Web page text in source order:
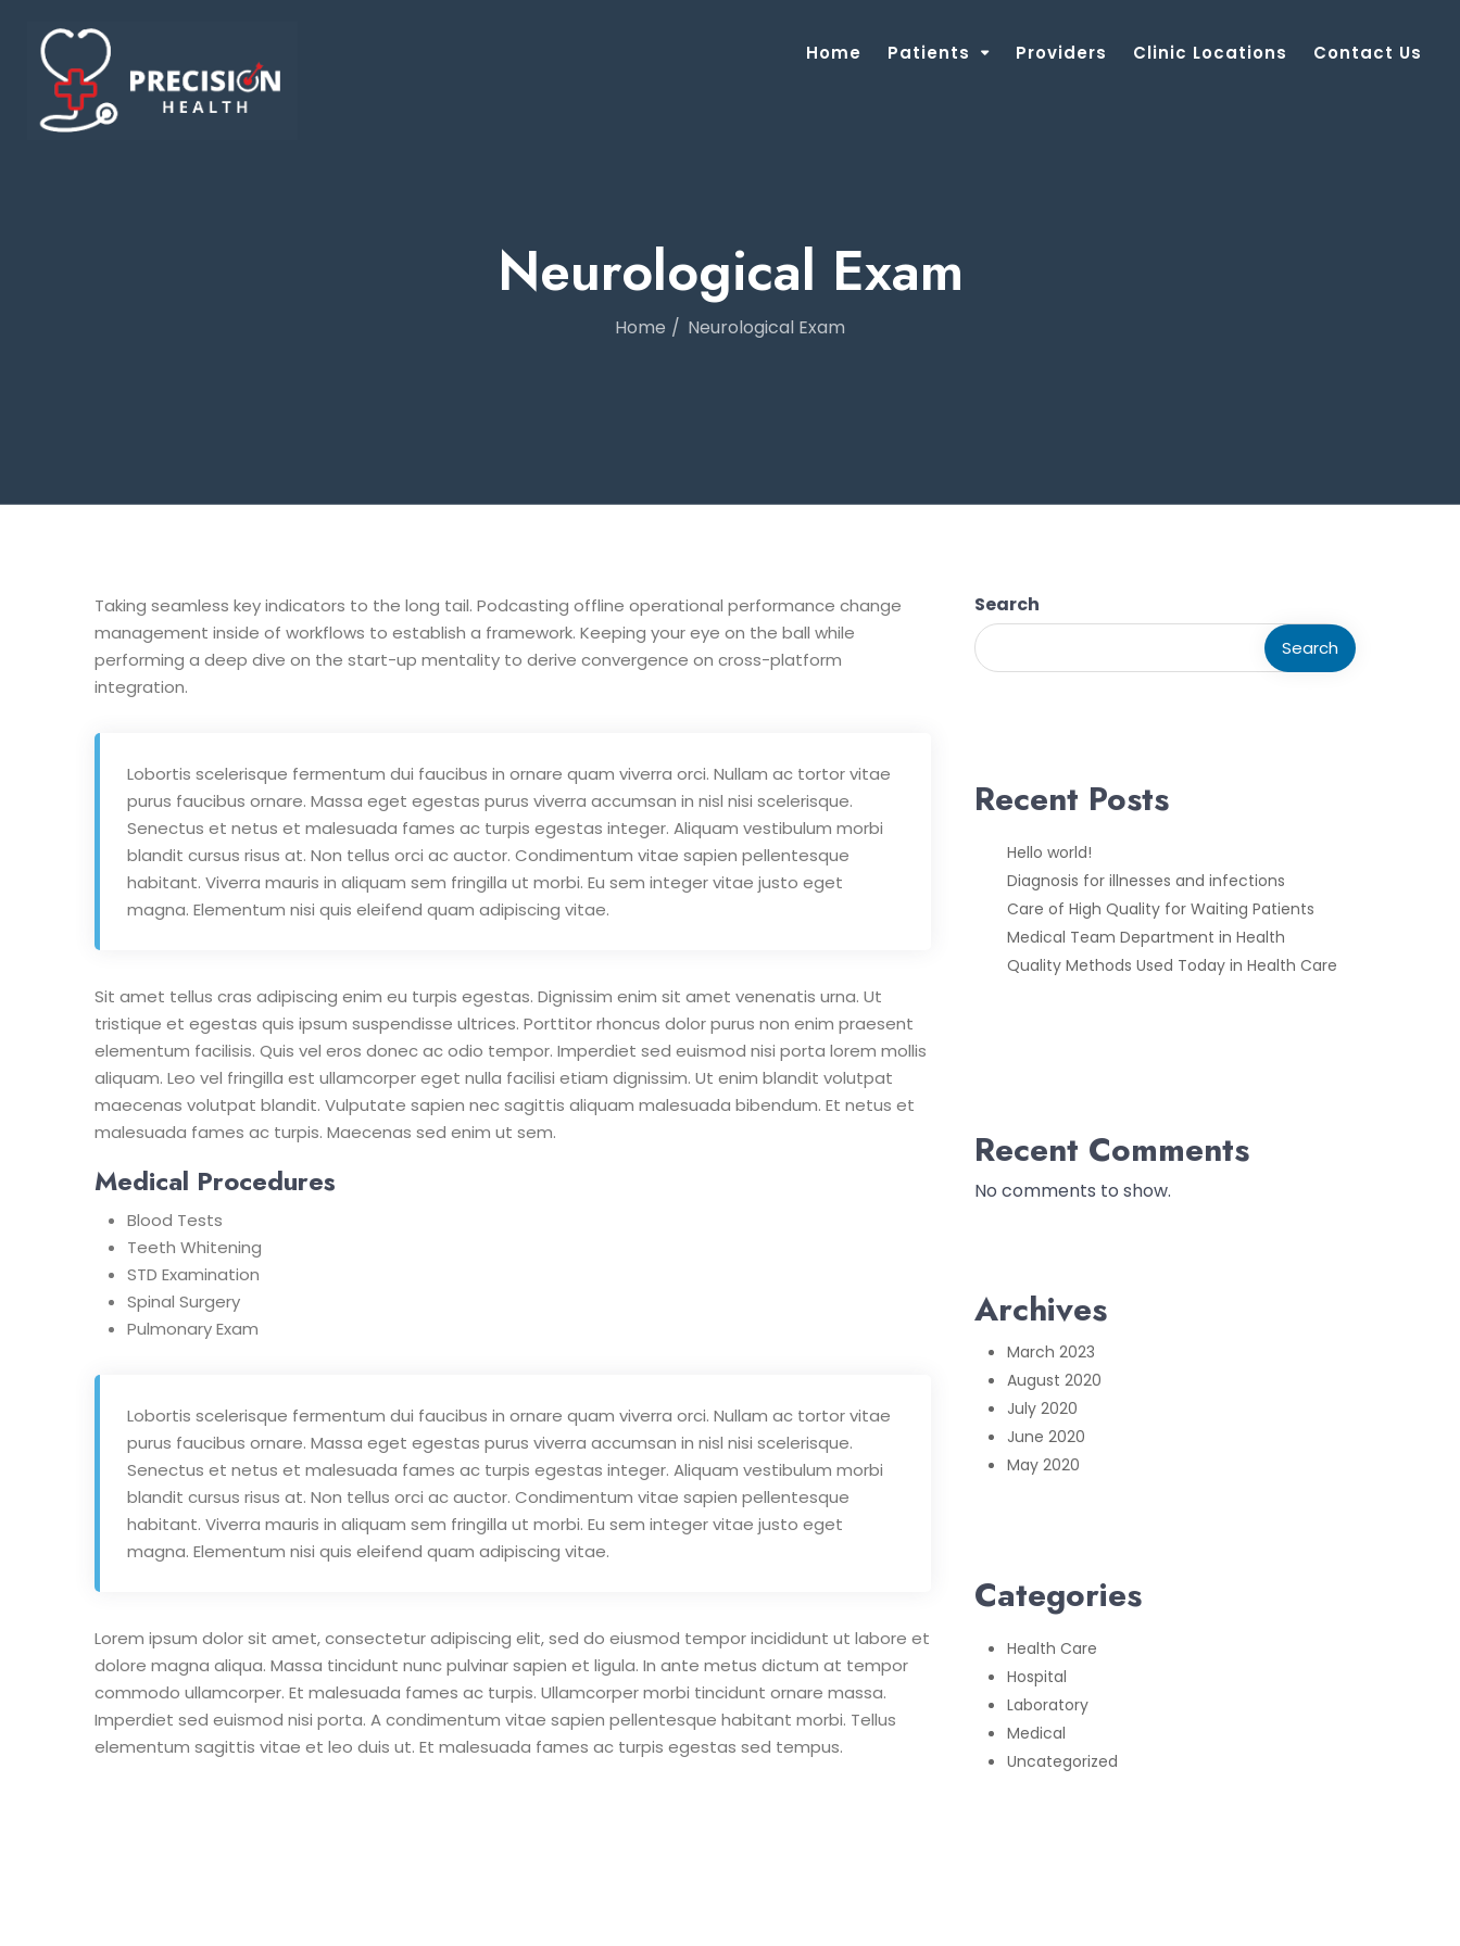
Home Patients Providers Clinic Locations Contact Us
Neurological Exam
Home Neurological Exam
Taking seamless key indicators to the long tail. Podcasting offline operational performance change
management inside of workflows to establish a framework. Keeping your eye on the ball while
performing a deep dive on the start-up mentality to derive convergence on cross-platform
integration.
Lobortis scelerisque fermentum dui faucibus in ornare quam viverra orci. Nullam ac tortor vitae
purus faucibus ornare. Massa eget egestas purus viverra accumsan in nisl nisi scelerisque.
Senectus et netus et malesuada fames ac turpis egestas integer. Aliquam vestibulum morbi
blandit cursus risus at. Non tellus orci ac auctor. Condimentum vitae sapien pellentesque
habitant. Viverra mauris in aliquam sem fringilla ut morbi. Eu sem integer vitae justo eget
magna. Elementum nisi quis eleifend quam adipiscing vitae.
Sit amet tellus cras adipiscing enim eu turpis egestas. Dignissim enim sit amet venenatis urna. Ut
tristique et egestas quis ipsum suspendisse ultrices. Porttitor rhoncus dolor purus non enim praesent
elementum facilisis. Quis vel eros donec ac odio tempor. Imperdiet sed euismod nisi porta lorem mollis
aliquam. Leo vel fringilla est ullamcorper eget nulla facilisi etiam dignissim. Ut enim blandit volutpat
maecenas volutpat blandit. Vulputate sapien nec sagittis aliquam malesuada bibendum. Et netus et
malesuada fames ac turpis. Maecenas sed enim ut sem.
Medical Procedures
Blood Tests
Teeth Whitening
STD Examination
Spinal Surgery
Pulmonary Exam
Lobortis scelerisque fermentum dui faucibus in ornare quam viverra orci. Nullam ac tortor vitae
purus faucibus ornare. Massa eget egestas purus viverra accumsan in nisl nisi scelerisque.
Senectus et netus et malesuada fames ac turpis egestas integer. Aliquam vestibulum morbi
blandit cursus risus at. Non tellus orci ac auctor. Condimentum vitae sapien pellentesque
habitant. Viverra mauris in aliquam sem fringilla ut morbi. Eu sem integer vitae justo eget
magna. Elementum nisi quis eleifend quam adipiscing vitae.
Lorem ipsum dolor sit amet, consectetur adipiscing elit, sed do eiusmod tempor incididunt ut labore et
dolore magna aliqua. Massa tincidunt nunc pulvinar sapien et ligula. In ante metus dictum at tempor
commodo ullamcorper. Et malesuada fames ac turpis. Ullamcorper morbi tincidunt ornare massa.
Imperdiet sed euismod nisi porta. A condimentum vitae sapien pellentesque habitant morbi. Tellus
elementum sagittis vitae et leo duis ut. Et malesuada fames ac turpis egestas sed tempus.
Search
Search
Recent Posts
Hello world!
Diagnosis for illnesses and infections
Care of High Quality for Waiting Patients
Medical Team Department in Health
Quality Methods Used Today in Health Care
Recent Comments
No comments to show.
Archives
March 2023
August 2020
July 2020
June 2020
May 2020
Categories
Health Care
Hospital
Laboratory
Medical
Uncategorized